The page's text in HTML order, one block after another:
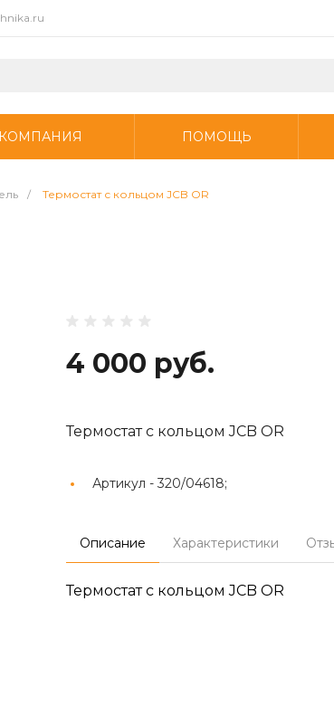
КОМПАНИЯ ПОМОЩЬ
/ Термостат с кольцом JCB OR
4 000 руб.
Термостат с кольцом JCB OR
Артикул - 320/04618;
Описание Характеристики
Термостат с кольцом JCB OR